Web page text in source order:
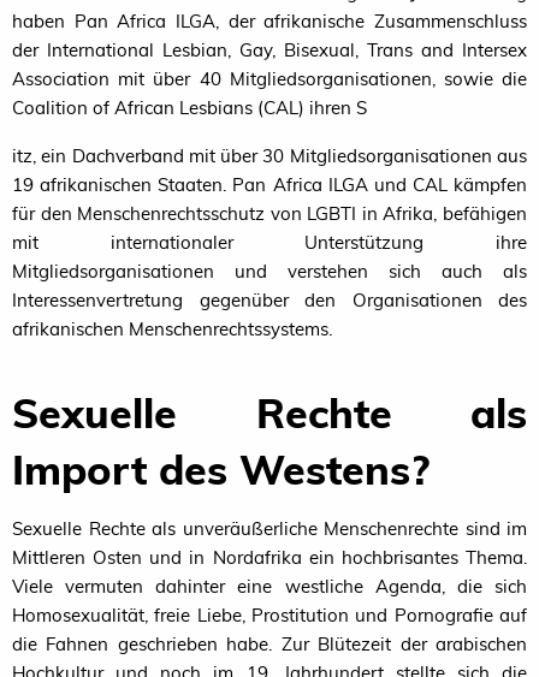
haben Pan Africa ILGA, der afrikanische Zusammenschluss
der International Lesbian, Gay, Bisexual, Trans and Intersex
Association mit über 40 Mitgliedsorganisationen, sowie die
Coalition of African Lesbians (CAL) ihren S
itz, ein Dachverband mit über 30 Mitgliedsorganisationen aus
19 afrikanischen Staaten. Pan Africa ILGAund CALkämpfen
für den Menschenrechtsschutz von LGBTI in Afrika, befähigen
mit internationaler Unterstützung ihre
Mitgliedsorganisationen und verstehen sich auch als
Interessenvertretung gegenüber den Organisationen des
afrikanischen Menschenrechtssystems.
Sexuelle Rechte als
Import des Westens?
Sexuelle Rechte als unveräußerliche Menschenrechte sind im
Mittleren Osten und in Nordafrika ein hochbrisantes Thema.
Viele vermuten dahinter eine westliche Agenda, die sich
Homosexualität, freie Liebe, Prostitution und Pornografie auf
die Fahnen geschrieben habe. Zur Blütezeit der arabischen